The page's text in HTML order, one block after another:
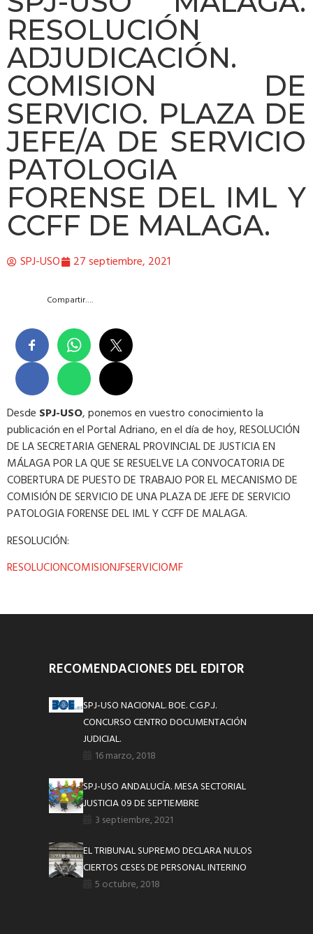
RESOLUCIÓN
ADJUDICACIÓN.
COMISION DE
SERVICIO. PLAZA DE
JEFE/A DE SERVICIO
PATOLOGIA
FORENSE DEL IML Y
CCFF DE MALAGA.
SPJ-USO 27 septiembre, 2021
Compartir….
Desde SPJ-USO, ponemos en vuestro conocimiento la
publicación en el Portal Adriano, en el día de hoy, RESOLUCIÓN
DE LA SECRETARIA GENERAL PROVINCIAL DE JUSTICIA EN
MÁLAGA POR LA QUE SE RESUELVE LA CONVOCATORIA DE
COBERTURA DE PUESTO DE TRABAJO POR EL MECANISMO DE
COMISIÓN DE SERVICIO DE UNA PLAZA DE JEFE DE SERVICIO
PATOLOGIA FORENSE DEL IML Y CCFF DE MALAGA.
RESOLUCIÓN:
RESOLUCIONCOMISIONJFSERVICIOMF
RECOMENDACIONES DEL EDITOR
SPJ-USO NACIONAL. BOE. C.G.P.J.
CONCURSO CENTRO DOCUMENTACIÓN
JUDICIAL.
16 marzo, 2018
SPJ-USO ANDALUCÍA. MESA SECTORIAL
JUSTICIA 09 DE SEPTIEMBRE
3 septiembre, 2021
EL TRIBUNAL SUPREMO DECLARA NULOS
CIERTOS CESES DE PERSONAL INTERINO
5 octubre, 2018